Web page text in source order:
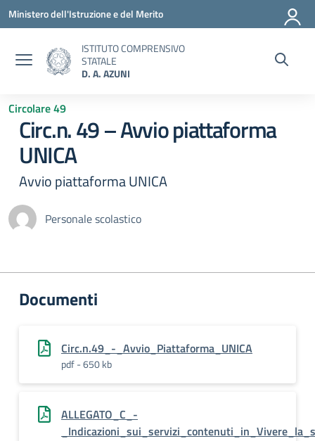
Vai ai contenuti
Vai al menu di navigazione
Vai al footer
Ministero dell'Istruzione e del Merito
ISTITUTO COMPRENSIVO
STATALE
D. A. AZUNI
Circolare 49
Circ.n. 49 – Avvio piattaforma
UNICA
Avvio piattaforma UNICA
Personale scolastico
Documenti
Circ.n.49_-_Avvio_Piattaforma_UNICA
pdf - 650 kb
ALLEGATO_C_-